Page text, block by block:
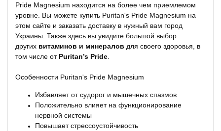
Pride Magnesium находится на более чем приемлемом
уровне. Вы можете купить Puritan's Pride Magnesium на
этом сайте и заказать доставку в нужный вам город
Украины. Также здесь вы увидите большой выбор
других витаминов и минералов для своего здоровья, в
том числе от Puritan’s Pride
Особенности Puritan's Pride Magnesium
Избавляет от судорог и мышечных спазмов
Положительно влияет на функционирование
нервной системы
Повышает стрессоустойчивость